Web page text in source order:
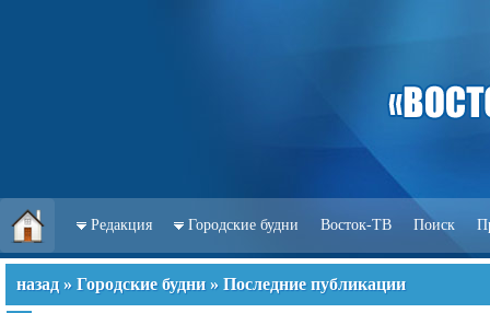
Редакция Городские будни Восток-ТВ Поиск
назад » Городские будни » Последние публикации